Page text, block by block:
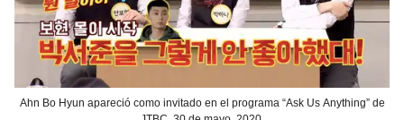
Ahn Bo Hyun apareció como invitado en el programa “Ask Us Anything” de